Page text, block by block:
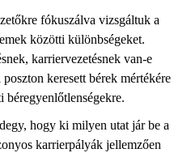
fókuszálva vizsgáltuk a
közötti különbségeket.
karriervezetésnek van-e
keresett bérek mértékére
béregyenlőtlenségekre.
hogy ki milyen utat jár be a
karrierpályák jellemzően